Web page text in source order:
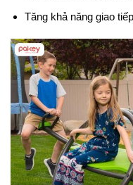
Tăng khả năng giao